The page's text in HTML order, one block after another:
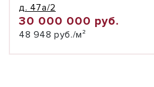
д. 47а/2
30 000 000 руб.
48 948 руб./м²